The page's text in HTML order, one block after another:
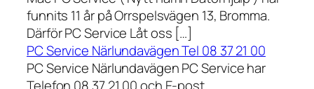
funnits 11 år på Orrspelsvägen 13, Bromma.
Därför PC Service Låt oss […]
PC Service Närlundavägen Tel 08 37 21 00
PC Service Närlundavägen PC Service har